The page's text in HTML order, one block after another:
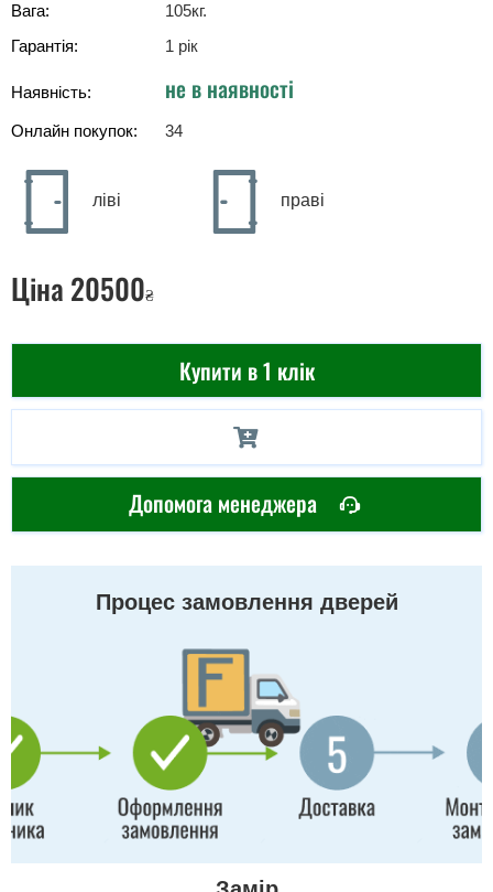
Вага:
105кг.
Гарантія:
1 рік
Наявність: не в наявності
Онлайн покупок: 34
ліві праві
Ціна 20500₴
Купити в 1 клік
Допомога менеджера
Процес замовлення дверей